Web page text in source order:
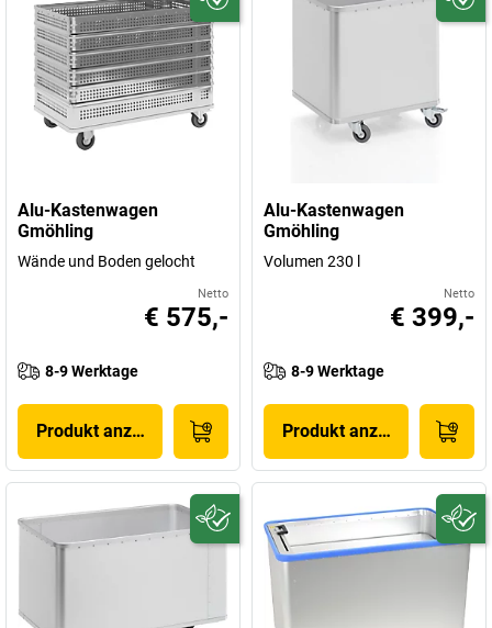
Alu-Kastenwagen
Gmöhling
Wände und Boden gelocht
Netto
€ 575,-
8-9 Werktage
Produkt anzeigen
Alu-Kastenwagen
Gmöhling
Volumen 230 l
Netto
€ 399,-
8-9 Werktage
Produkt anzeigen